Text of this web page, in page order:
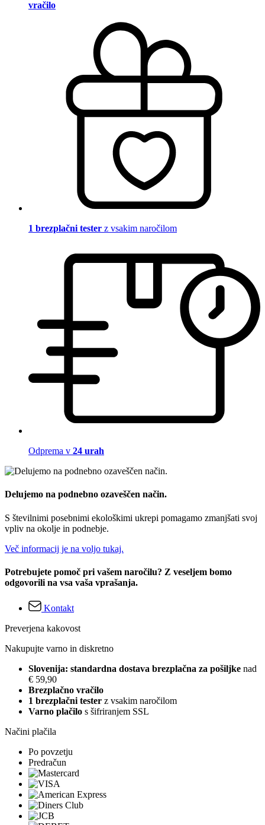
vračilo
1 brezplačni tester z vsakim naročilom
Odprema v 24 urah
Delujemo na podnebno ozaveščen način.
S številnimi posebnimi ekološkimi ukrepi pomagamo zmanjšati svoj
vpliv na okolje in podnebje.
Več informacij je na voljo tukaj.
Potrebujete pomoč pri vašem naročilu? Z veseljem bomo
odgovorili na vsa vaša vprašanja.
Kontakt
Preverjena kakovost
Nakupujte varno in diskretno
Slovenija: standardna dostava brezplačna za pošiljke nad
€ 59,90
Brezplačno vračilo
1 brezplačni tester z vsakim naročilom
Varno plačilo s šifriranjem SSL
Načini plačila
Po povzetju
Predračun